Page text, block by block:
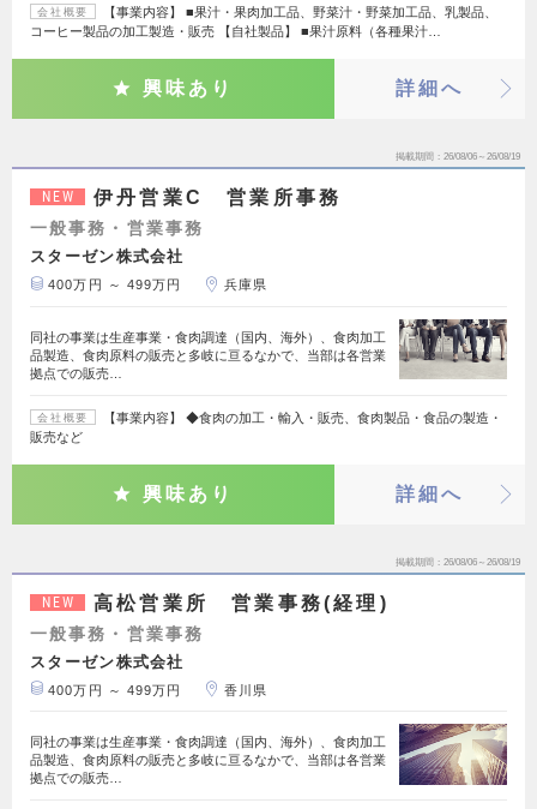
会社概要
【事業内容】 ■果汁・果肉加工品、野菜汁・野菜加工品、乳製品、
コーヒー製品の加工製造・販売 【自社製品】 ■果汁原料（各種果汁…
興味あり 詳細へ
掲載期間 26/08/06～26/08/19
NEW 伊丹営業C 営業所事務
一般事務・営業事務
スターゼン株式会社
400万円 ～ 499万円 兵庫県
同社の事業は生産事業・食肉調達（国内、海外）、食肉加工
品製造、食肉原料の販売と多岐に亘るなかで、当部は各営業
拠点での販売…
会社概要
【事業内容】 ◆食肉の加工・輸入・販売、食肉製品・食品の製造・
販売など
興味あり 詳細へ
掲載期間 26/08/06～26/08/19
NEW 高松営業所 営業事務(経理)
一般事務・営業事務
スターゼン株式会社
400万円 ～ 499万円 香川県
同社の事業は生産事業・食肉調達（国内、海外）、食肉加工
品製造、食肉原料の販売と多岐に亘るなかで、当部は各営業
拠点での販売…